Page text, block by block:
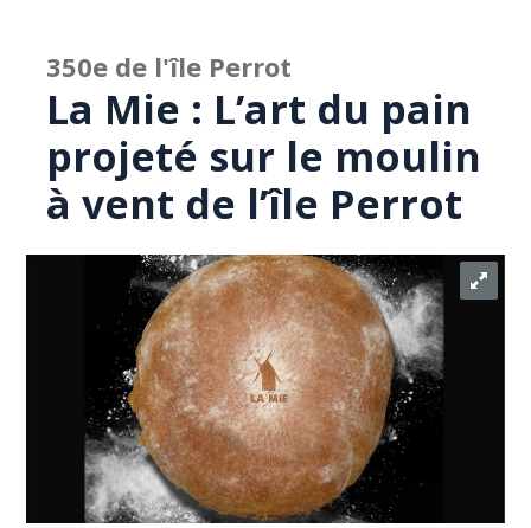
350e de l'île Perrot
La Mie : L’art du pain
projeté sur le moulin
à vent de l’île Perrot